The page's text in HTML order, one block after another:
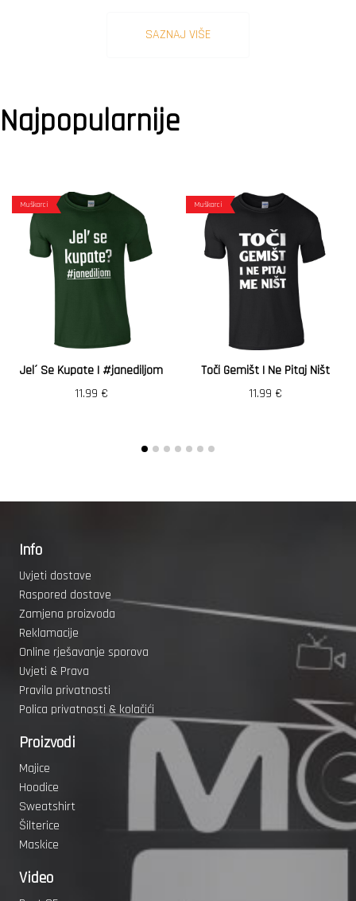
SAZNAJ VIŠE
Najpopularnije
Muškarci
Jel´ Se Kupate | #janediljom
11.99 €
Muškarci
Toči Gemišt I Ne Pitaj Ništ
11.99 €
Info
Uvjeti dostave
Raspored dostave
Zamjena proizvoda
Reklamacije
Online rješavanje sporova
Uvjeti & Prava
Pravila privatnosti
Polica privatnosti & kolačići
Proizvodi
Majice
Hoodice
Sweatshirt
Šilterice
Maskice
Video